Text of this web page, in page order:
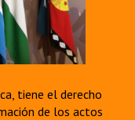
tiene el derecho
de los actos